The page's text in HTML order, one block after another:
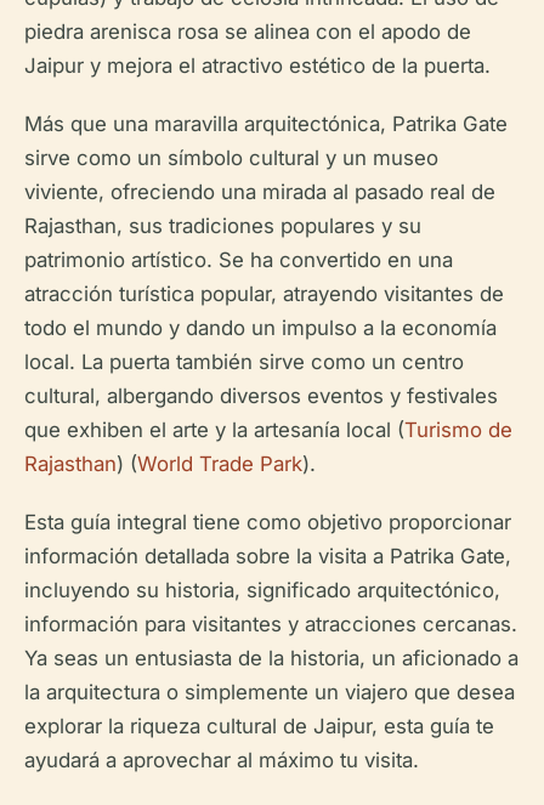
piedra arenisca rosa se alinea con el apodo de
Jaipur y mejora el atractivo estético de la puerta.
Más que una maravilla arquitectónica, Patrika Gate
sirve como un símbolo cultural y un museo
viviente, ofreciendo una mirada al pasado real de
Rajasthan, sus tradiciones populares y su
patrimonio artístico. Se ha convertido en una
atracción turística popular, atrayendo visitantes de
todo el mundo y dando un impulso a la economía
local. La puerta también sirve como un centro
cultural, albergando diversos eventos y festivales
que exhiben el arte y la artesanía local (Turismo de
Rajasthan) (World Trade Park).
Esta guía integral tiene como objetivo proporcionar
información detallada sobre la visita a Patrika Gate,
incluyendo su historia, significado arquitectónico,
información para visitantes y atracciones cercanas.
Ya seas un entusiasta de la historia, un aficionado a
la arquitectura o simplemente un viajero que desea
explorar la riqueza cultural de Jaipur, esta guía te
ayudará a aprovechar al máximo tu visita.